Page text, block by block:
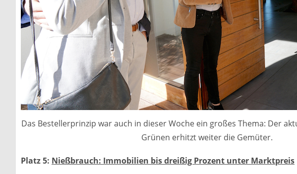
Das Bestellerprinzip war auch in dieser Woche ein großes Thema: Der
Grünen erhitzt weiter die Gemüter.
Platz 5: Nießbrauch: Immobilien bis dreißig Prozent unter Marktpreis